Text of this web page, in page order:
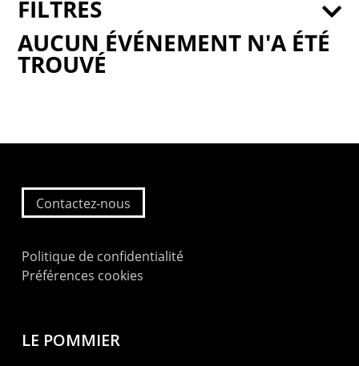
AUCUN ÉVÉNEMENT N'A ÉTÉ
TROUVÉ
FILTRES
Contactez-nous
Politique de confidentialité
Préférences cookies
LE POMMIER